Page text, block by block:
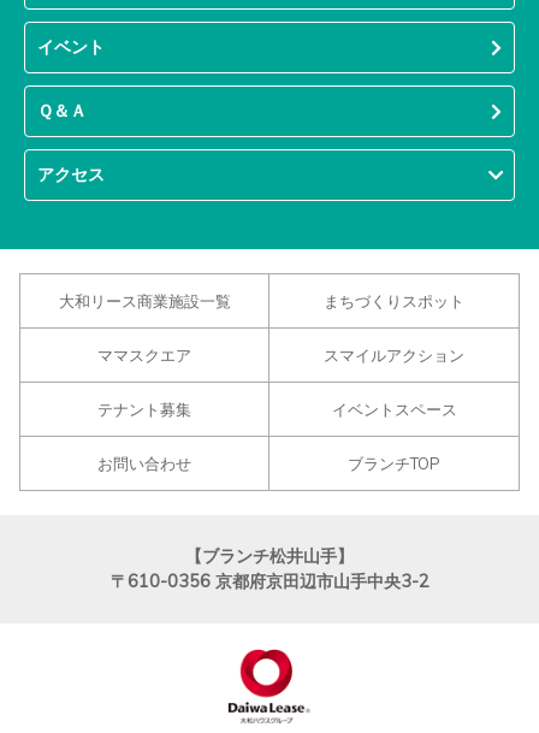
イベント
Ｑ＆Ａ
アクセス
大和リース商業施設一覧 まちづくりスポット
ママスクエア スマイルアクション
テナント募集 イベントスペース
お問い合わせ ブランチTOP
【ブランチ松井山手】
〒610-0356 京都府京田辺市山手中央3-2